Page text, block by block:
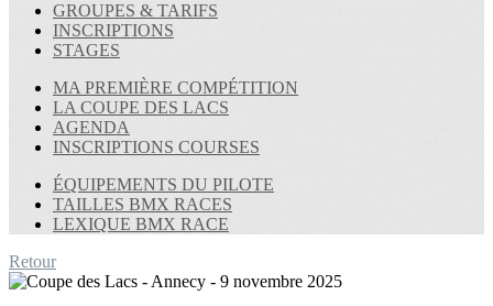
GROUPES & TARIFS
INSCRIPTIONS
STAGES
MA PREMIÈRE COMPÉTITION
LA COUPE DES LACS
AGENDA
INSCRIPTIONS COURSES
ÉQUIPEMENTS DU PILOTE
TAILLES BMX RACES
LEXIQUE BMX RACE
Retour